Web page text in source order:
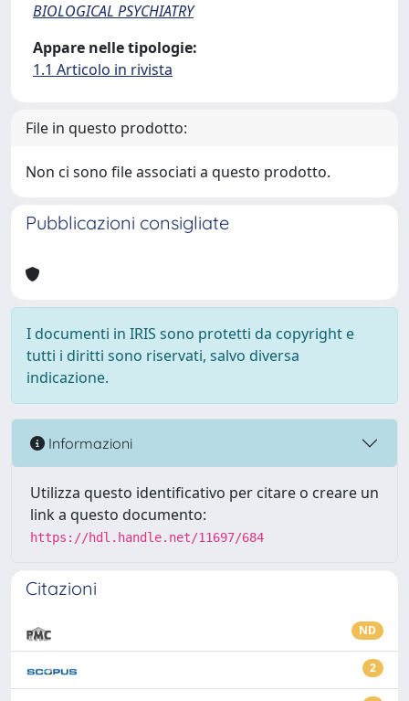
BIOLOGICAL PSYCHIATRY
Appare nelle tipologie:
1.1 Articolo in rivista
File in questo prodotto:
Non ci sono file associati a questo prodotto.
Pubblicazioni consigliate
I documenti in IRIS sono protetti da copyright e
tutti i diritti sono riservati, salvo diversa
indicazione.
Informazioni
Utilizza questo identificativo per citare o creare un
link a questo documento:
https://hdl.handle.net/11697/684
Citazioni
ND
2